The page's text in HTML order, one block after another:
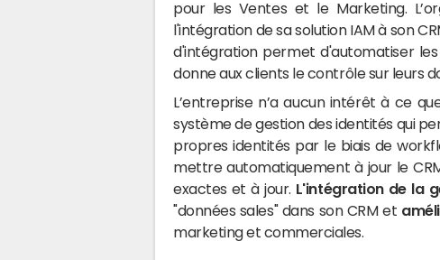
pour les Ventes et le Marketing.
l'intégration de sa solution IAM à son
d'intégration permet d'automatiser
donne aux clients le contrôle sur leurs
L’entreprise n’a aucun intérêt à ce
système de gestion des identités qui
propres identités par le biais de
mettre automatiquement à jour le
exactes et à jour. L'intégration de la
"données sales" dans son CRM et
marketing et commerciales.